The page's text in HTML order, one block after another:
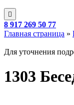
8 917 269 50 77
Главная страница »
Для уточнения
1303